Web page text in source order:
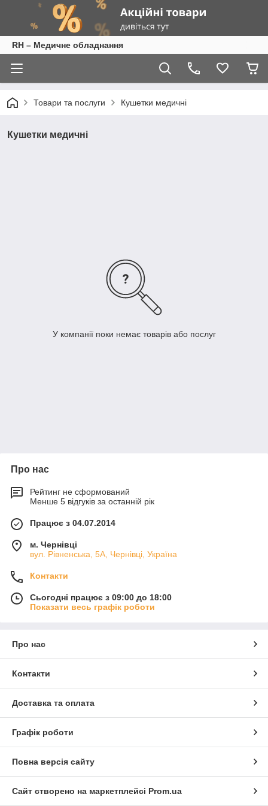
RH – Медичне обладнання
Товари та послуги Кушетки медичні
Кушетки медичні
У компанії поки немає товарів або послуг
Про нас
Рейтинг не сформований
Менше 5 відгуків за останній рік
Працює з 04.07.2014
м. Чернівці
вул. Рівненська, 5А, Чернівці, Україна
Контакти
Сьогодні працює з 09:00 до 18:00
Показати весь графік роботи
Про нас
Контакти
Доставка та оплата
Графік роботи
Повна версія сайту
Сайт створено на маркетплейсі Prom.ua